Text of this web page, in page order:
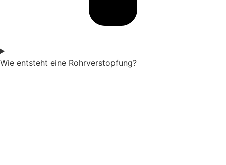
Wie entsteht eine Rohrverstopfung?